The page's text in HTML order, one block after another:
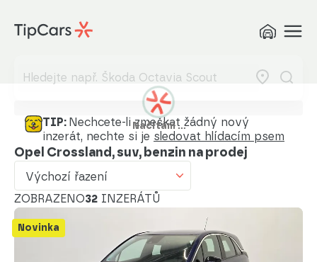
Načítám …
TIP: Nechcete-li zmeškat žádný nový
inzerát, nechte si je sledovat hlídacím psem
Opel Crossland, suv, benzin na prodej
Výchozí řazení
Výchozí řazení
Od nejdražšího
Od nejmenšího nájezdu
Od nejvyššího nájezdu
Od nejstaršího vozu
Od nejnovějšího vozu
Od nejstaršího inzerátu
ZOBRAZENO32 INZERÁTŮ
Novinka